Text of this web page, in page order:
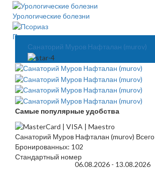
Урологические болезни
Псориаз
Санаторий Муров Нафталан (murov)
Самые популярные удобства
Санаторий Муров Нафталан (murov) Всего
Бронированных: 102
Стандартный номер
06.08.2026 - 13.08.2026